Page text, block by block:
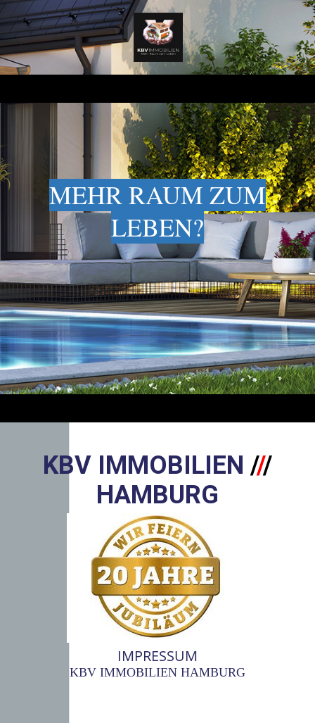
MEHR RAUM ZUM
LEBEN?
KBV IMMOBILIEN ///
HAMBURG
IMPRESSUM
KBV IMMOBILIEN HAMBURG